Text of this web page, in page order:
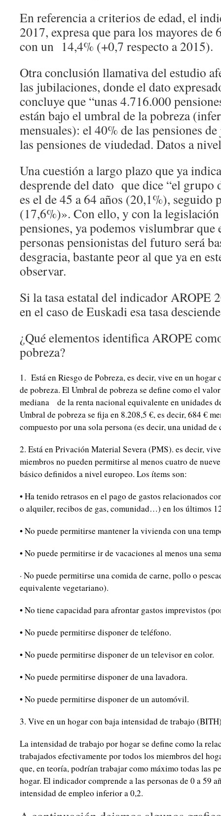
En referencia a criterios de edad, el
2017, expresa que para los mayores de
con un 14,4% (+0,7 respecto a 2015).
Otra conclusión llamativa del estudio
las jubilaciones, donde el dato
concluye que “unas 4.716.000
están bajo el umbral de la pobreza
mensuales): el 40% de las pensiones
las pensiones de viudedad. Datos a
Una cuestión a largo plazo que ya
desprende del dato que dice “el grupo
es el de 45 a 64 años (20,1%), seguido
(17,6%)». Con ello, y con la
pensiones, ya podemos vislumbrar que
personas pensionistas del futuro será
desgracia, bastante peor al que ya en
observar.
Si la tasa estatal del indicador AROPE
en el caso de Euskadi esa tasa
¿Qué elementos identifica AROPE
pobreza?
1. Está en Riesgo de Pobreza, es decir, vive en un
de pobreza. El Umbral de pobreza se define como el
mediana de la renta nacional equivalente en unidades
Umbral de pobreza se fija en 8.208,5 €, es decir, 684 €
compuesto por una sola persona (es decir, una unidad de
2. Está en Privación Material Severa (PMS). es decir,
miembros no pueden permitirse al menos cuatro de
básico definidos a nivel europeo. Los ítems son:
• Ha tenido retrasos en el pago de gastos relacionados
o alquiler, recibos de gas, comunidad…) en los últimos
• No puede permitirse mantener la vivienda con una
• No puede permitirse ir de vacaciones al menos una
· No puede permitirse una comida de carne, pollo o
equivalente vegetariano).
• No tiene capacidad para afrontar gastos imprevistos
• No puede permitirse disponer de teléfono.
• No puede permitirse disponer de un televisor en color.
• No puede permitirse disponer de una lavadora.
• No puede permitirse disponer de un automóvil.
3. Vive en un hogar con baja intensidad de trabajo
La intensidad de trabajo por hogar se define como la
trabajados efectivamente por todos los miembros del
que, en teoría, podrían trabajar como máximo todas las
hogar. El indicador comprende a las personas de 0 a 59
intensidad de empleo inferior a 0,2.